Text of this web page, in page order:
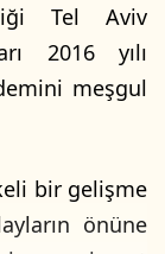
Tel Aviv
2016 yılı
meşgul
bir gelişme
önüne